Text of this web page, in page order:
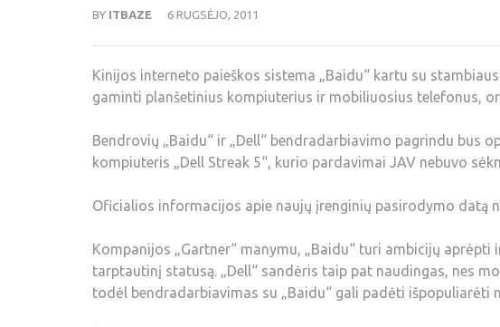
BY ITBAZE 6 RUGSĖJO, 2011
Kinijos interneto paieškos sistema „Baidu“ kartu su
gaminti planšetinius kompiuterius ir mobiliuosius telefonus,
Bendrovių „Baidu“ ir „Dell“ bendradarbiavimo pagrindu bus
kompiuteris „Dell Streak 5“, kurio pardavimai JAV nebuvo
Oficialios informacijos apie naujų įrenginių pasirodymo datą
Kompanijos „Gartner“ manymu, „Baidu“ turi ambicijų
tarptautinį statusą. „Dell“ sandėris taip pat naudingas, nes
todėl bendradarbiavimas su „Baidu“ gali padėti išpopuliarėti